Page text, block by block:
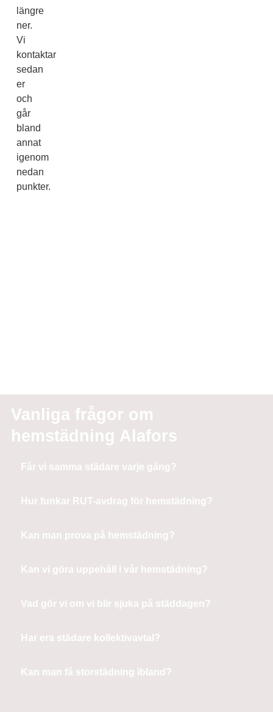
längre
ner.
Vi
kontaktar
sedan
er
och
går
bland
annat
igenom
nedan
punkter.
Vanliga frågor om
hemstädning Alafors
Får vi samma städare varje gång?
Hur funkar RUT-avdrag för hemstädning?
Kan man prova på hemstädning?
Kan vi göra uppehåll i vår hemstädning?
Vad gör vi om vi blir sjuka på städdagen?
Har era städare kollektivavtal?
Kan man få storstädning ibland?